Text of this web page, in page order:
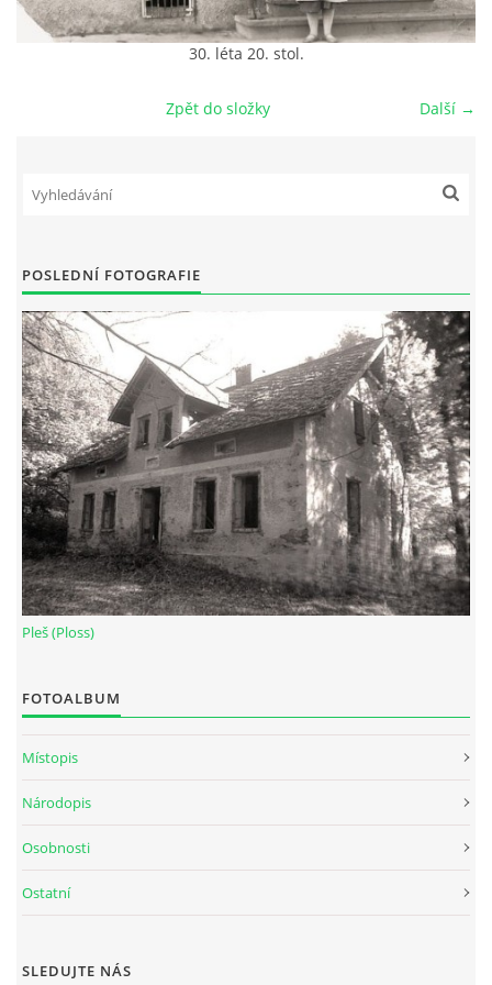
DŮL NA SLÍDU (NA KOLE)
Tento projekt je realizován za finanční podpory
města Domažlice.
© 2026 eStránky.cz |Aktualizováno: 17. 7. 2026|Nahoru ↑
30. léta 20. stol.
Další →
Zpět do složky
POSLEDNÍ FOTOGRAFIE
Pleš (Ploss)
FOTOALBUM
Místopis
Národopis
Osobnosti
Ostatní
SLEDUJTE NÁS